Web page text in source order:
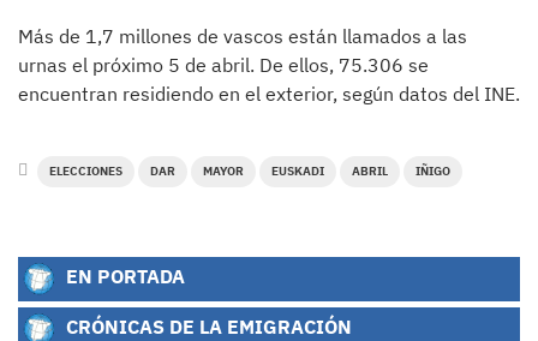
Más de 1,7 millones de vascos están llamados a las
urnas el próximo 5 de abril. De ellos, 75.306 se
encuentran residiendo en el exterior, según datos del INE.
ELECCIONES DAR MAYOR EUSKADI ABRIL IÑIGO
EN PORTADA
CRÓNICAS DE LA EMIGRACIÓN